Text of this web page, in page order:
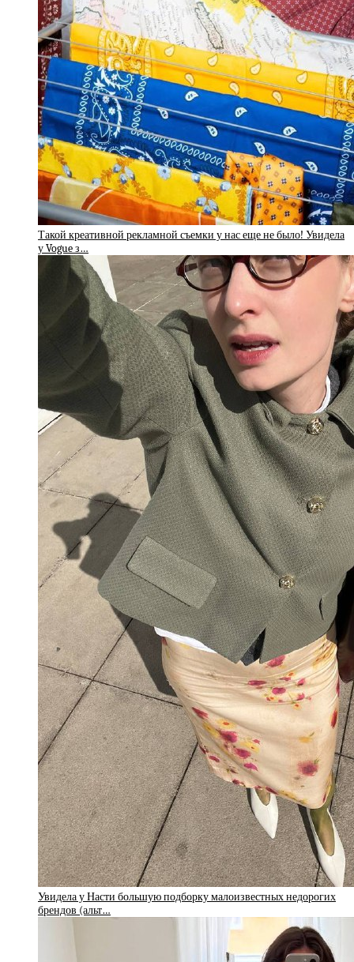
Такой креативной рекламной съемки у нас еще не было! Увидела
у Vogue з…
Увидела у Насти большую подборку малоизвестных недорогих
брендов (альт…